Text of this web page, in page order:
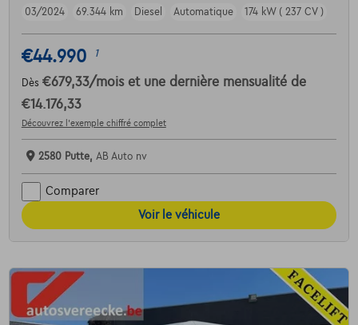
03/2024 69.344 km Diesel Automatique 174 kW ( 237 CV )
€44.990 1
Dès €679,33/mois et une dernière mensualité de
€14.176,33
Découvrez l’exemple chiffré complet
2580 Putte, AB Auto nv
Comparer
Voir le véhicule